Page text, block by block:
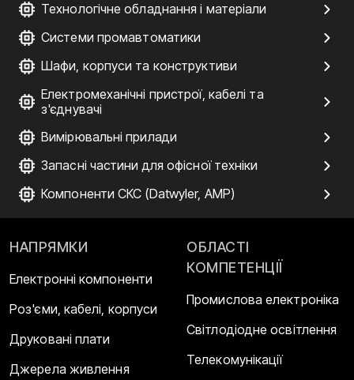
Технологічне обладнання і матеріали
Системи промавтоматики
Шафи, корпуси та конструктиви
Електромеханічні пристрої, кабелі та
з'єднувачі
Вимірювальні прилади
Запасні частини для офісної техніки
Компоненти СКС (Datwyler, AMP)
НАПРЯМКИ
Електронні компоненти
Роз'єми, кабелі, корпуси
Друковані плати
Джерела живлення
ОБЛАСТІ
КОМПЕТЕНЦІЇ
Промислова електроніка
Світлодіодне освітлення
Телекомунікації